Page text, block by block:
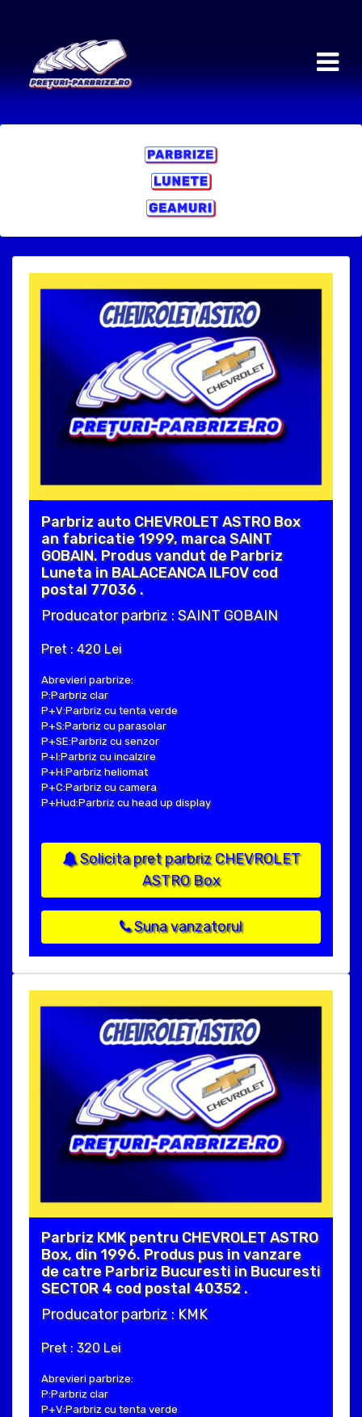
Parbriz auto CHEVROLET ASTRO Box
an fabricatie 1999, marca SAINT
GOBAIN. Produs vandut de Parbriz
Luneta in BALACEANCA ILFOV cod
postal 77036 .
Producator parbriz : SAINT GOBAIN
Pret : 420 Lei
Abrevieri parbrize:
P:Parbriz clar
P+V:Parbriz cu tenta verde
P+S:Parbriz cu parasolar
P+SE:Parbriz cu senzor
P+I:Parbriz cu incalzire
P+H:Parbriz heliomat
P+C:Parbriz cu camera
P+Hud:Parbriz cu head up display
Solicita pret parbriz CHEVROLET
ASTRO Box
Suna vanzatorul
Parbriz KMK pentru CHEVROLET ASTRO
Box, din 1996. Produs pus in vanzare
de catre Parbriz Bucuresti in Bucuresti
SECTOR 4 cod postal 40352 .
Producator parbriz : KMK
Pret : 320 Lei
Abrevieri parbrize:
P:Parbriz clar
P+V:Parbriz cu tenta verde